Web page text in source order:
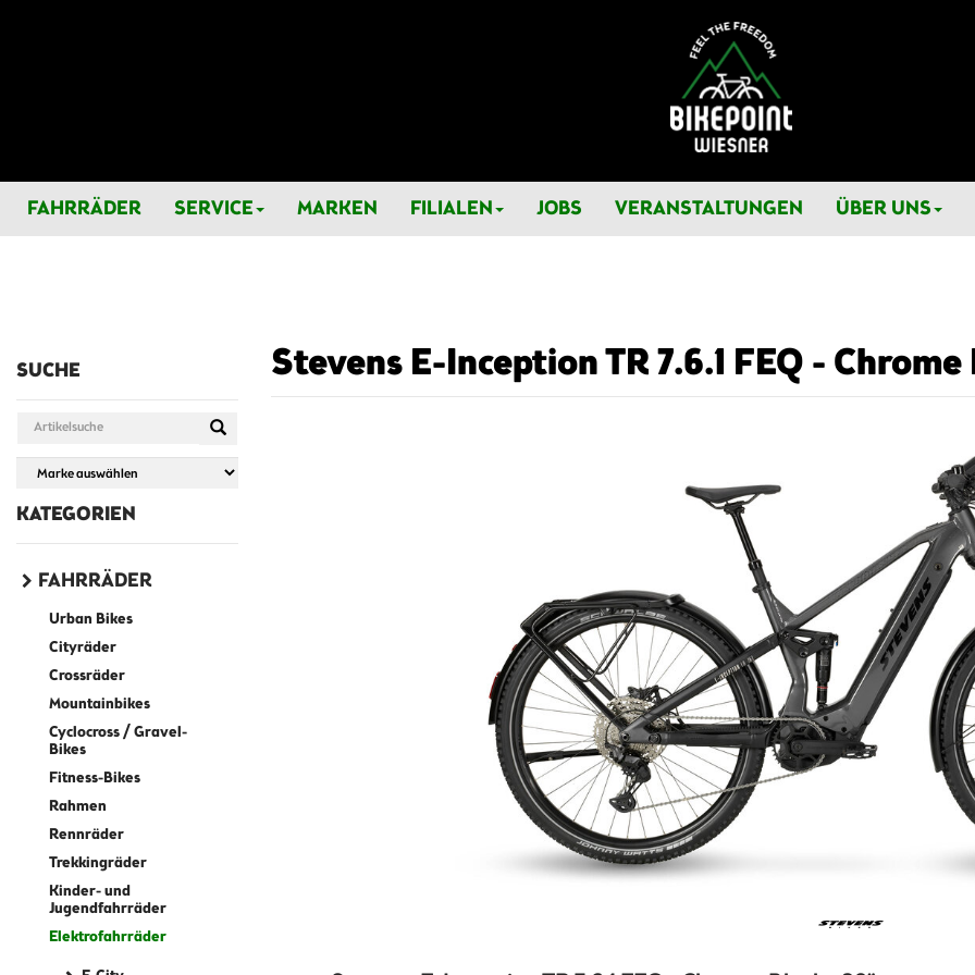
FAHRRÄDER SERVICE MARKEN FILIALEN JOBS VERANSTALTUNGEN ÜBER UNS
SUCHE
KATEGORIEN
FAHRRÄDER
Urban Bikes
Cityräder
Crossräder
Mountainbikes
Cyclocross / Gravel-
Bikes
Fitness-Bikes
Rahmen
Rennräder
Trekkingräder
Kinder- und
Jugendfahrräder
Elektrofahrräder
Stevens E-Inception TR 7.6.1 FEQ -